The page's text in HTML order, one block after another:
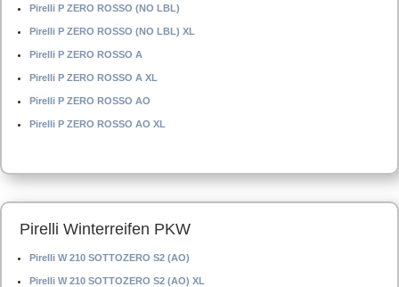
Pirelli P ZERO ROSSO (NO LBL)
Pirelli P ZERO ROSSO (NO LBL) XL
Pirelli P ZERO ROSSO A
Pirelli P ZERO ROSSO A XL
Pirelli P ZERO ROSSO AO
Pirelli P ZERO ROSSO AO XL
Pirelli Winterreifen PKW
Pirelli W 210 SOTTOZERO S2 (AO)
Pirelli W 210 SOTTOZERO S2 (AO) XL